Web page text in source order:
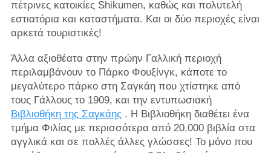
πέτρινες κατοικίες Shikumen, καθώς και πολυτελή
εστιατόρια και καταστήματα. Και οι δύο περιοχές είναι
αρκετά τουριστικές!
Άλλα αξιοθέατα στην πρώην Γαλλική περιοχή
περιλαμβάνουν το Πάρκο Φουξίνγκ, κάποτε το
μεγαλύτερο πάρκο στη Σαγκάη που χτίστηκε από
τους Γάλλους το 1909, και την εντυπωσιακή
Βιβλιοθήκη της Σαγκάης . Η Βιβλιοθήκη διαθέτει ένα
τμήμα Φιλίας με περισσότερα από 20.000 βιβλία στα
αγγλικά και σε πολλές άλλες γλώσσες! Το μόνο που